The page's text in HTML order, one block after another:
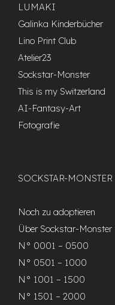
LUMAKI
Galinka Kinderbücher
Lino Print Club
Atelier23
Sockstar-Monster
This is my Switzerland
AI-Fantasy-Art
Fotografie
SOCKSTAR-MONSTER
Noch zu adoptieren
Über Sockstar-Monster
N° 0001 – 0500
N° 0501 – 1000
N° 1001 – 1500
N° 1501 – 2000